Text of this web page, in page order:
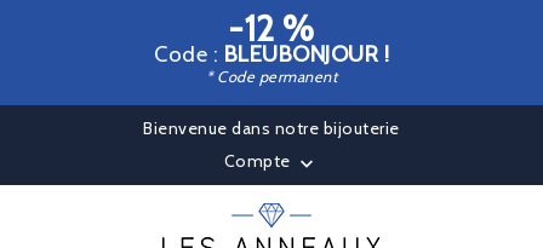
-12 %
Code : BLEUBONJOUR !
* Code permanent
Bienvenue dans notre bijouterie
Compte 